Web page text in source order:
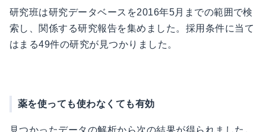
研究班は研究データベースを2016年5月までの範囲で検
索し、関係する研究報告を集めました。採用条件に当て
はまる49件の研究が見つかりました。
薬を使っても使わなくても有効